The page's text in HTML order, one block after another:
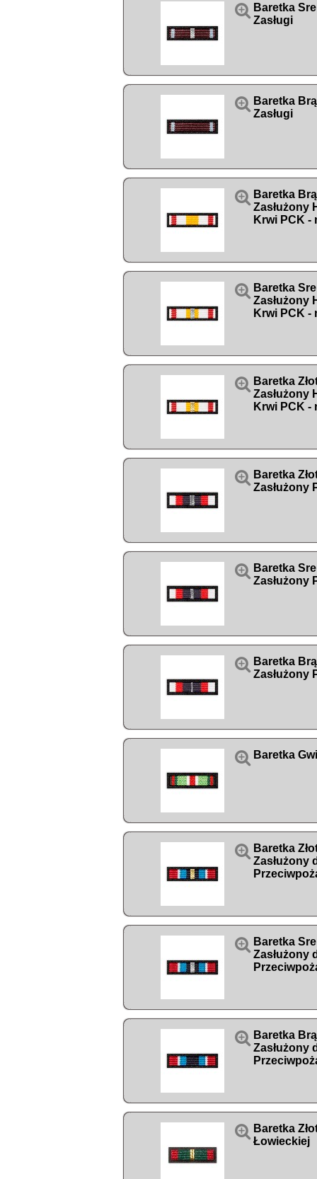
 Baretka
Zasługi
 Baretka
Zasługi
 Baretka
Zasłużony
Krwi PCK -
 Baretka
Zasłużony
Krwi PCK -
 Baretka
Zasłużony
Krwi PCK -
 Baretka
Zasłużony
 Baretka
Zasłużony
 Baretka
Zasłużony
 Baretka
 Baretka
Zasłużony
 Baretka
Zasłużony
 Baretka
Zasłużony
 Baretka
Łowieckiej